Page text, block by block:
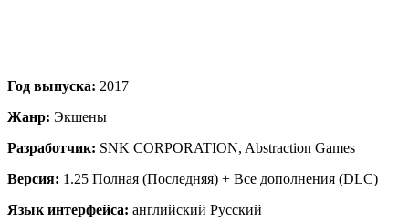
Год выпуска: 2017
Жанр: Экшены
Разработчик: SNK CORPORATION, Abstraction Games
Версия: 1.25 Полная (Последняя) + Все дополнения (DLC)
Язык интерфейса: английский Русский